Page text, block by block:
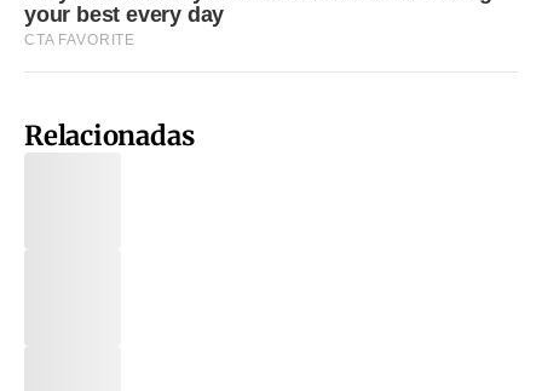
Relacionadas